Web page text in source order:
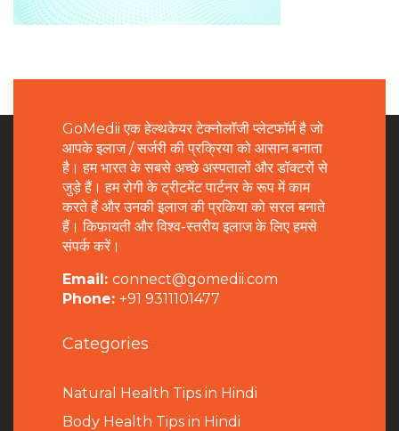
GoMedii एक हेल्थकेयर टेक्नोलॉजी प्लेटफॉर्म है जो
आपके इलाज / सर्जरी की प्रक्रिया को आसान बनाता
है। हम भारत के सबसे अच्छे अस्पतालों और डॉक्टरों से
जुड़े हैं। हम रोगी के ट्रीटमेंट पार्टनर के रूप में काम
करते हैं और उनकी इलाज की प्रकिया को सरल बनाते
हैं। किफ़ायती और विश्व-स्तरीय इलाज के लिए हमसे
संपर्क करें।
Email: connect@gomedii.com
Phone: +91 9311101477
Categories
Natural Health Tips in Hindi
Body Health Tips in Hindi